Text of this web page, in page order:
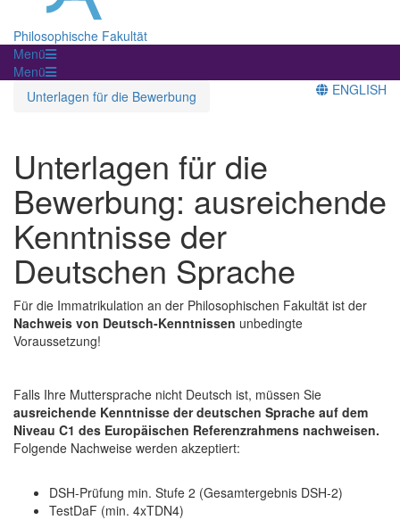
Philosophische Fakultät
Menü
Menü
Unterlagen für die Bewerbung
ENGLISH
Unterlagen für die
Bewerbung: ausreichende
Kenntnisse der
Deutschen Sprache
Für die Immatrikulation an der Philosophischen Fakultät ist der
Nachweis von Deutsch-Kenntnissen unbedingte
Voraussetzung!
Falls Ihre Muttersprache nicht Deutsch ist, müssen Sie
ausreichende Kenntnisse der deutschen Sprache auf dem
Niveau C1 des Europäischen Referenzrahmens nachweisen.
Folgende Nachweise werden akzeptiert:
DSH-Prüfung min. Stufe 2 (Gesamtergebnis DSH-2)
TestDaF (min. 4xTDN4)